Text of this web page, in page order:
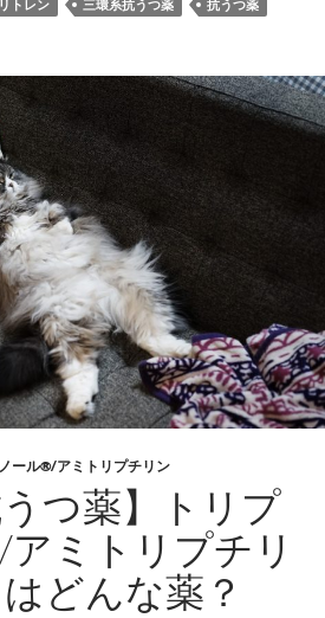
トレン 三環系抗うつ薬 抗うつ薬
ール®/アミトリプチリン
うつ薬】トリプ
ミトリプチリ
どんな薬？